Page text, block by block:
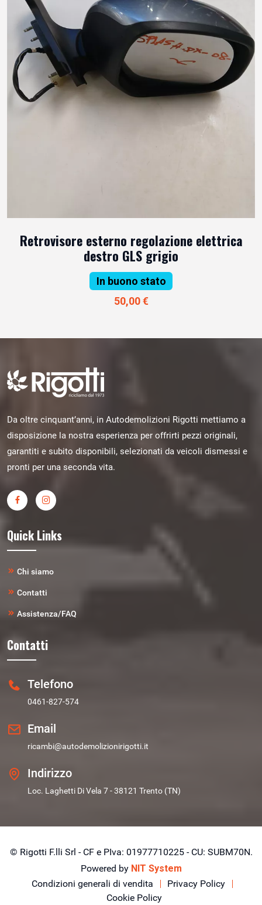
Retrovisore esterno regolazione elettrica
destro GLS grigio
In buono stato
50,00 €
Da oltre cinquant’anni, in Autodemolizioni Rigotti mettiamo a
disposizione la nostra esperienza per offrirti pezzi originali,
garantiti e subito disponibili, selezionati da veicoli dismessi e
pronti per una seconda vita.
Quick Links
Chi siamo
Contatti
Assistenza/FAQ
Contatti
Telefono
0461-827-574
Email
ricambi@autodemolizionirigotti.it
Indirizzo
Loc. Laghetti Di Vela 7 - 38121 Trento (TN)
© Rigotti F.lli Srl - CF e PIva: 01977710225 - CU: SUBM70N.
Powered by NIT System
Condizioni generali di vendita
Privacy Policy
Cookie Policy